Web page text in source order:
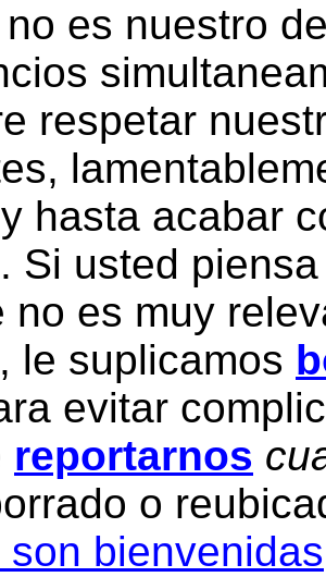
es nuestro
respetar
hasta acabar
Si usted
no es muy
le suplicamos
evitar
reportarnos
o
son bienvenidas